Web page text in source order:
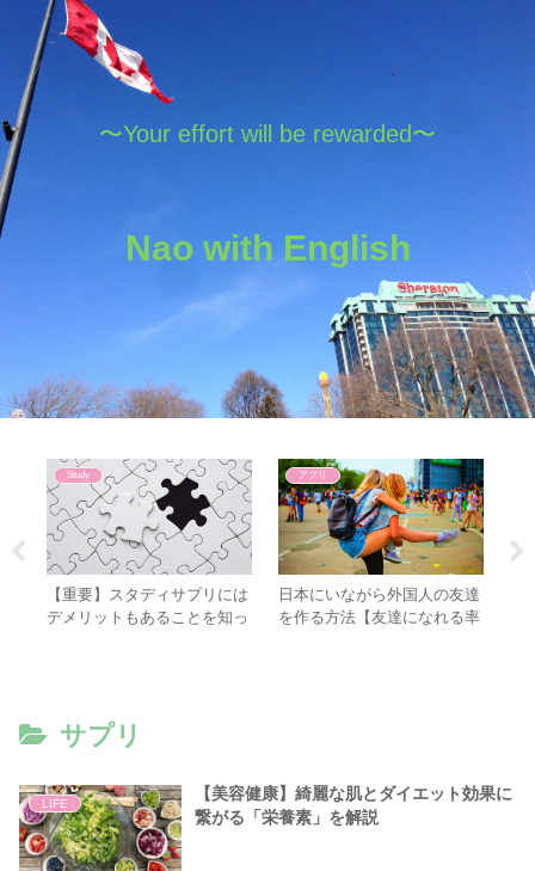
〜Your effort will be rewarded〜
Nao with English
Study
【重要】スタディサプリには
デメリットもあることを知っ
アプリ
日本にいながら外国人の友達
を作る方法【友達になれる率
サプリ
LIFE
【美容健康】綺麗な肌とダイエット効果に
繋がる「栄養素」を解説